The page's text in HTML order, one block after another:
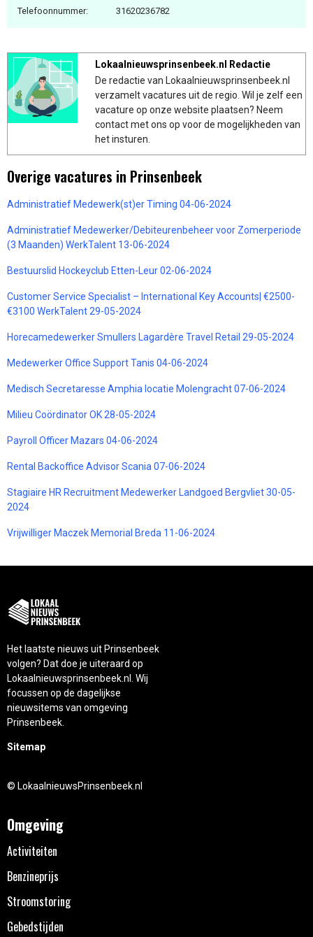
Telefoonnummer: 31620236782
Lokaalnieuwsprinsenbeek.nl Redactie
De redactie van Lokaalnieuwsprinsenbeek.nl
verzamelt vacatures uit de regio. Wil je zelf een
vacature op onze website plaatsen? Neem
contact met ons op voor de mogelijkheden van
het insturen.
Overige vacatures in Prinsenbeek
Administratief Medewerk(st)er Timing 04-06-2024
Administratief Medewerker/Debiteurenbeheer voor Zomerperiode
(3 Maanden) WerkTalent 13-06-2024
Bestuurslid Hockeyclub Etten-Leur 02-06-2024
Customer Service Specialist – International Key Accounts| €2500-
€3100 WerkTalent 29-05-2024
Horecamedewerker Smullers Lagardère Travel Retail 29-05-2024
Medewerker Office Support Tanis 04-06-2024
Medisch Secretaresse Amphia locatie Molengracht 07-06-2024
Milieu Coördinator OK 28-05-2024
Payroll Officer Mazars 04-06-2024
Rental Backoffice Advisor Scania 07-06-2024
Stagiaire HR Recruitment Medewerker Landgoed Bergvliet 30-05-
2024
Vrijwilliger Maczek Memorial Breda 11-06-2024
Het laatste nieuws uit Prinsenbeek
volgen? Dat doe je uiteraard op
Lokaalnieuwsprinsenbeek.nl. Wij
focussen op de dagelijkse
nieuwsitems van omgeving
Prinsenbeek.
Sitemap
© LokaalnieuwsPrinsenbeek.nl
Omgeving
Activiteiten
Benzineprijs
Stroomstoring
Gebedstijden